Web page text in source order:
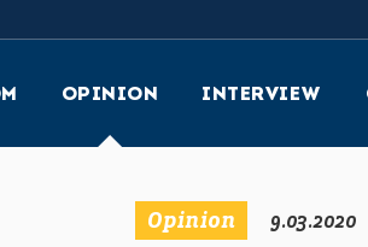
OPINION INTERVIEW
Opinion 9.03.2020